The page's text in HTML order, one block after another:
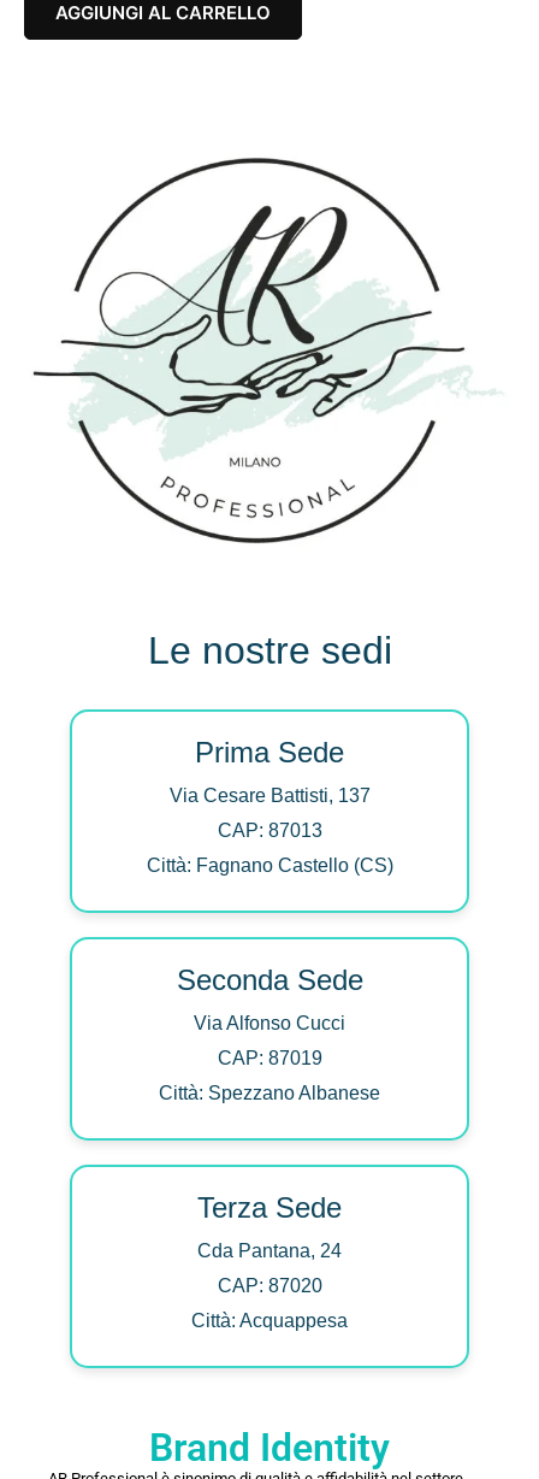
AGGIUNGI AL CARRELLO
Le nostre sedi
Prima Sede
Via Cesare Battisti, 137
CAP: 87013
Città: Fagnano Castello (CS)
Seconda Sede
Via Alfonso Cucci
CAP: 87019
Città: Spezzano Albanese
Terza Sede
Cda Pantana, 24
CAP: 87020
Città: Acquappesa
Brand Identity